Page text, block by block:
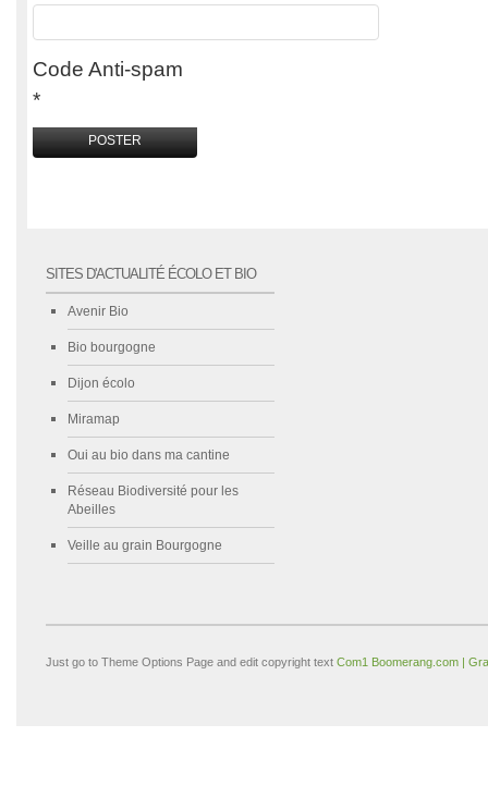
Code Anti-spam
*
SITES D'ACTUALITÉ ÉCOLO ET BIO
Avenir Bio
Bio bourgogne
Dijon écolo
Miramap
Oui au bio dans ma cantine
Réseau Biodiversité pour les
Abeilles
Veille au grain Bourgogne
Just go to Theme Options Page and edit copyright text Com1 Boomerang.com |